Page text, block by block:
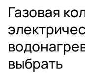
Газовая
выбрать